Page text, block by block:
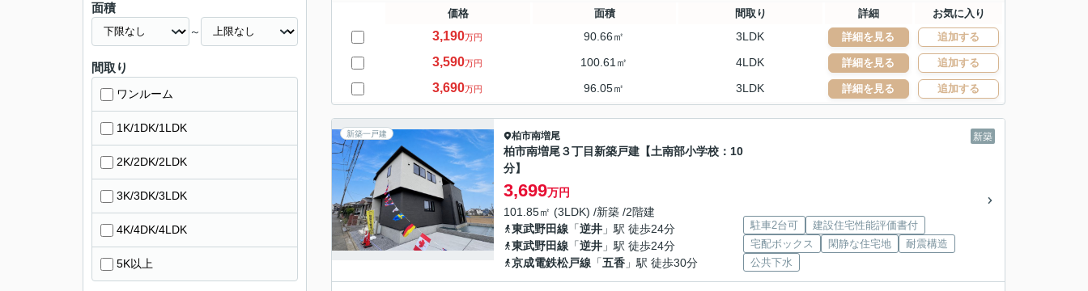
価格 面積 間取り 詳細 お気に入り
3,190万円 90.66㎡ 3LDK 詳細を見る 追加する
3,590万円 100.61㎡ 4LDK 詳細を見る 追加する
3,690万円 96.05㎡ 3LDK 詳細を見る 追加する
新築一戸建 新築
柏市南増尾
柏市南増尾３丁目新築戸建【土南部小学校：10
分】
3,699万円
101.85㎡ (3LDK) /新築 /2階建
東武野田線 「逆井 」駅 徒歩24分
東武野田線 「逆井 」駅 徒歩24分
京成電鉄松戸線 「五香 」駅 徒歩30分
駐車2台可
建設住宅性能評価書付
宅配ボックス
閑静な住宅地
耐震構造
公共下水
面積
～
間取り
ワンルーム
1K/1DK/1LDK
2K/2DK/2LDK
3K/3DK/3LDK
4K/4DK/4LDK
5K以上